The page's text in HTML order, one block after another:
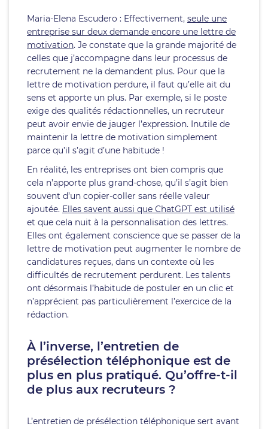
Maria-Elena Escudero : Effectivement, seule une
entreprise sur deux demande encore une lettre de
motivation. Je constate que la grande majorité de
celles que j’accompagne dans leur processus de
recrutement ne la demandent plus. Pour que la
lettre de motivation perdure, il faut qu’elle ait du
sens et apporte un plus. Par exemple, si le poste
exige des qualités rédactionnelles, un recruteur
peut avoir envie de jauger l’expression. Inutile de
maintenir la lettre de motivation simplement
parce qu’il s’agit d’une habitude !
En réalité, les entreprises ont bien compris que
cela n’apporte plus grand-chose, qu’il s’agit bien
souvent d’un copier-coller sans réelle valeur
ajoutée. Elles savent aussi que ChatGPT est utilisé
et que cela nuit à la personnalisation des lettres.
Elles ont également conscience que se passer de la
lettre de motivation peut augmenter le nombre de
candidatures reçues, dans un contexte où les
difficultés de recrutement perdurent. Les talents
ont désormais l’habitude de postuler en un clic et
n’apprécient pas particulièrement l’exercice de la
rédaction.
À l’inverse, l’entretien de
présélection téléphonique est de
plus en plus pratiqué. Qu’offre-t-il
de plus aux recruteurs ?
L’entretien de présélection téléphonique sert avant